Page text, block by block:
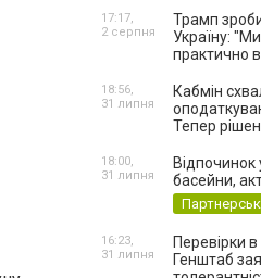
Трамп
Україну:
практично
17:17,
2 серпня
Кабмін
Тепер
18:56,
31 липня
Відпочинок
басейни,
18:00,
31 липня
Перевірки в
Генштаб
16:23,
31 липня